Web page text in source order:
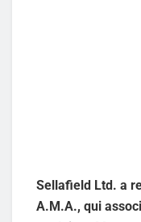
Sellafield Ltd. a
A.M.A., qui